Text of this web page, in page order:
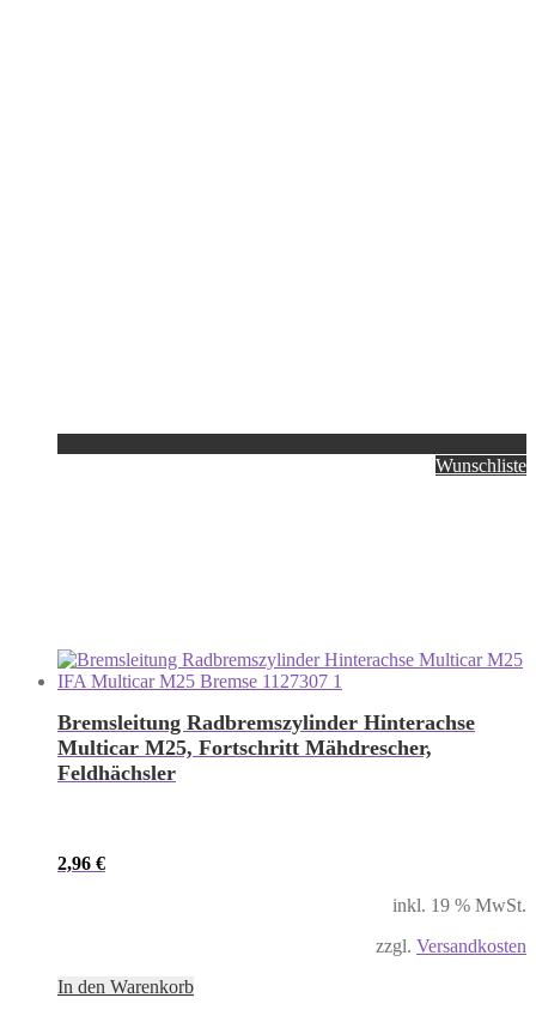
Wunschliste
Bremsleitung Radbremszylinder Hinterachse
Multicar M25, Fortschritt Mähdrescher,
Feldhächsler
2,96 €
inkl. 19 % MwSt.
zzgl. Versandkosten
In den Warenkorb